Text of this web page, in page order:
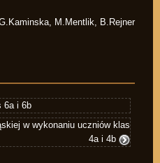
M.Mentlik, B.Rejner
6a i 6b
w wykonaniu uczniów klas
4a i 4b